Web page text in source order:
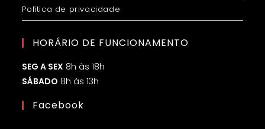
Política de privacidade
HORÁRIO DE FUNCIONAMENTO
SEG A SEX 8h às 18h
SÁBADO 8h às 13h
Facebook